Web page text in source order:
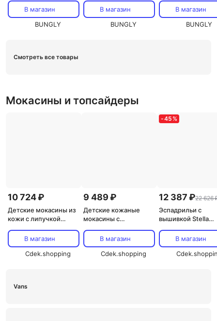
В магазин
BUNGLY
В магазин
BUNGLY
В магазин
BUNGLY
Смотреть все товары
Мокасины и топсайдеры
10 724 ₽
Детские мокасины из
кожи с липучкой
В магазин
Cdek.shopping
9 489 ₽
Детские кожаные
мокасины с
Pablosky, черный
В магазин
Cdek.shopping
-45 %
12 387 ₽22 626
Эспадрильи с
вышивкой Stella
В магазин
Vans